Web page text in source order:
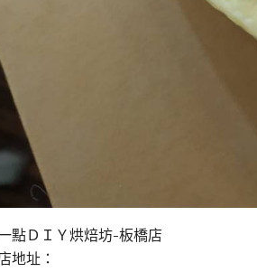
點ＤＩＹ烘焙坊-板橋店
地址：